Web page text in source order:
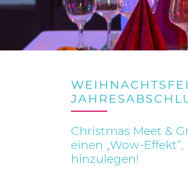
Christmas Meet &
einen „Wow-
hinzulegen!